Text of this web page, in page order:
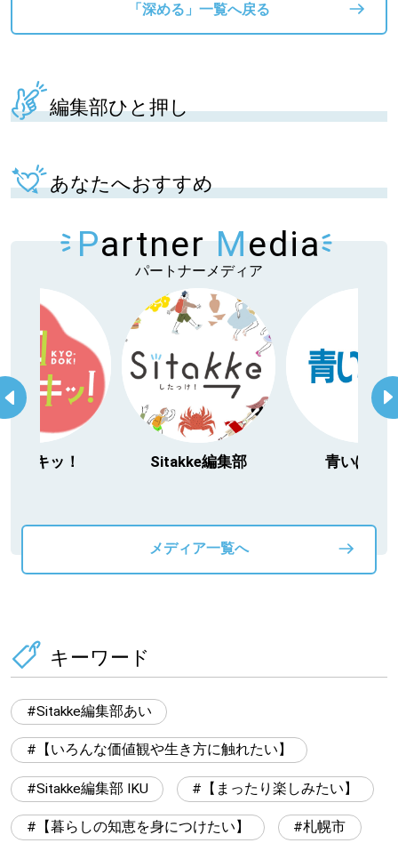
「深める」一覧へ戻る
編集部ひと押し
あなたへおすすめ
Partner Media
パートナーメディア
日ドキッ！ Sitakke編集部 青いぽす
メディア一覧へ
キーワード
Sitakke編集部あい
【いろんな価値観や生き方に触れたい】
Sitakke編集部 IKU 【まったり楽しみたい】
【暮らしの知恵を身につけたい】 札幌市